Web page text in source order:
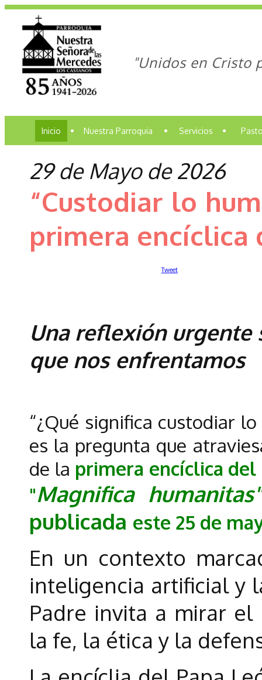
"Unidos en Cristo
Inicio • Nuestra Parroquia • Servicios •
29 de Mayo de 2026
“Custodiar lo
primera encíclica
Tweet
Una reflexión
que nos enfrentamos
“¿Qué significa custodiar
es la pregunta que
de la primera encíclica del
"Magnifica
publicada este 25 de
En un contexto
inteligencia artificial y
Padre invita a mirar
la fe, la ética y la